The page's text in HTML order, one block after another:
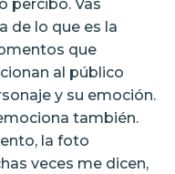
percibo. Vas
de lo que es la
que
al público
y su emoción.
también.
la foto
veces me dicen,